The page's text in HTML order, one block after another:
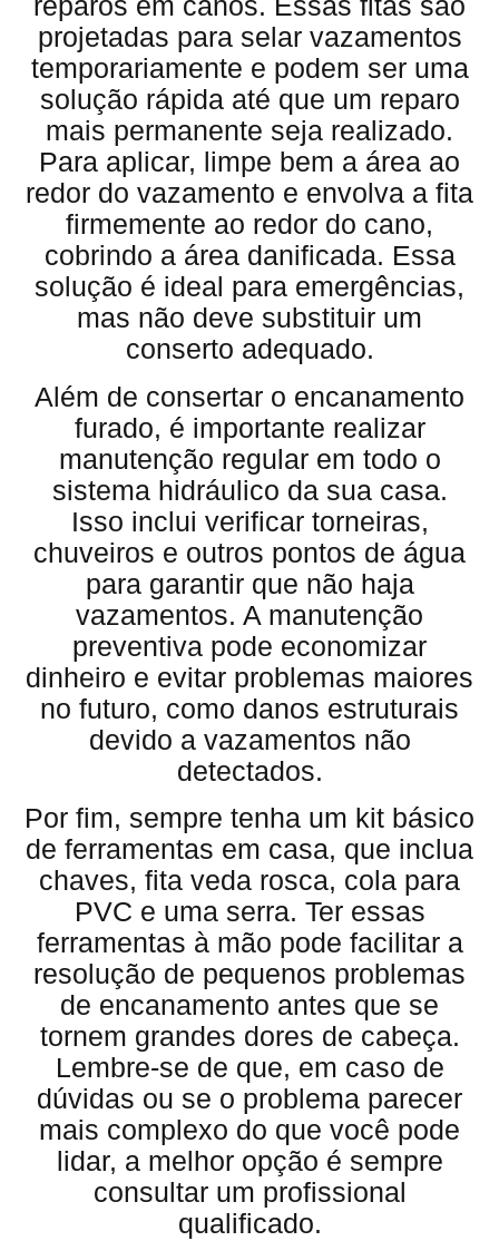
projetadas para selar vazamentos
temporariamente e podem ser uma
solução rápida até que um reparo
mais permanente seja realizado.
Para aplicar, limpe bem a área ao
redor do vazamento e envolva a fita
firmemente ao redor do cano,
cobrindo a área danificada. Essa
solução é ideal para emergências,
mas não deve substituir um
conserto adequado.
Além de consertar o encanamento
furado, é importante realizar
manutenção regular em todo o
sistema hidráulico da sua casa.
Isso inclui verificar torneiras,
chuveiros e outros pontos de água
para garantir que não haja
vazamentos. A manutenção
preventiva pode economizar
dinheiro e evitar problemas maiores
no futuro, como danos estruturais
devido a vazamentos não
detectados.
Por fim, sempre tenha um kit básico
de ferramentas em casa, que inclua
chaves, fita veda rosca, cola para
PVC e uma serra. Ter essas
ferramentas à mão pode facilitar a
resolução de pequenos problemas
de encanamento antes que se
tornem grandes dores de cabeça.
Lembre-se de que, em caso de
dúvidas ou se o problema parecer
mais complexo do que você pode
lidar, a melhor opção é sempre
consultar um profissional
qualificado.